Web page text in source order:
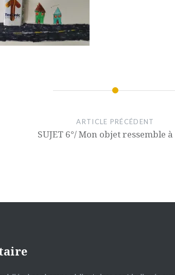
ARTICLE PRÉCÉDENT
SUJET 6°/ Mon objet ressemble